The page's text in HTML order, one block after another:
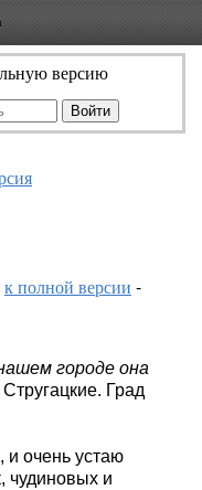
версию
к полной версии -
городе она
Стругацкие. Град
и очень устаю
чудиновых и